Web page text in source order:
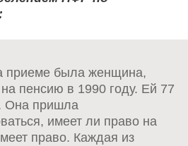
приеме была женщина,
пенсию в 1990 году. Ей 77
Она пришла
имеет ли право на
право. Каждая из